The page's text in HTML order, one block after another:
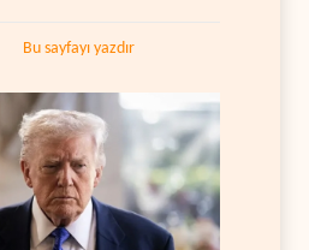
Bu sayfayı yazdır